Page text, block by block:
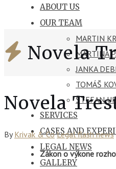
ABOUT US
OUR TEAM
MARTIN
MARTINA
JANKA
TOMÁŠ
ŠTEFAN
SERVICES
CASES AND
LEGAL NEWS
GALLERY
Novela
Novela
ByKrivak & Co Legal flash news
Zákon o výkone